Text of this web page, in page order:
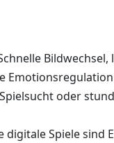
Spielsucht oder
digitale Spiele sind